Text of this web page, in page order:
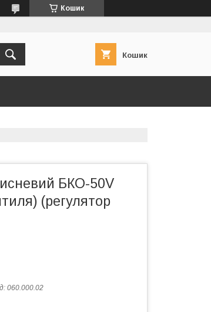
Кошик
Кошик
БКО-50V
(регулятор
060.000.02